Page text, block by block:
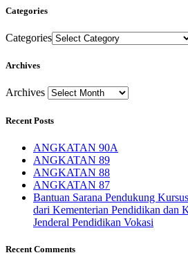
Categories
Categories
Archives
Archives
Recent Posts
ANGKATAN 90A
ANGKATAN 89
ANGKATAN 88
ANGKATAN 87
Bantuan Sarana Pendukung
dari Kementerian Pendidikan dan
Jenderal Pendidikan Vokasi
Recent Comments